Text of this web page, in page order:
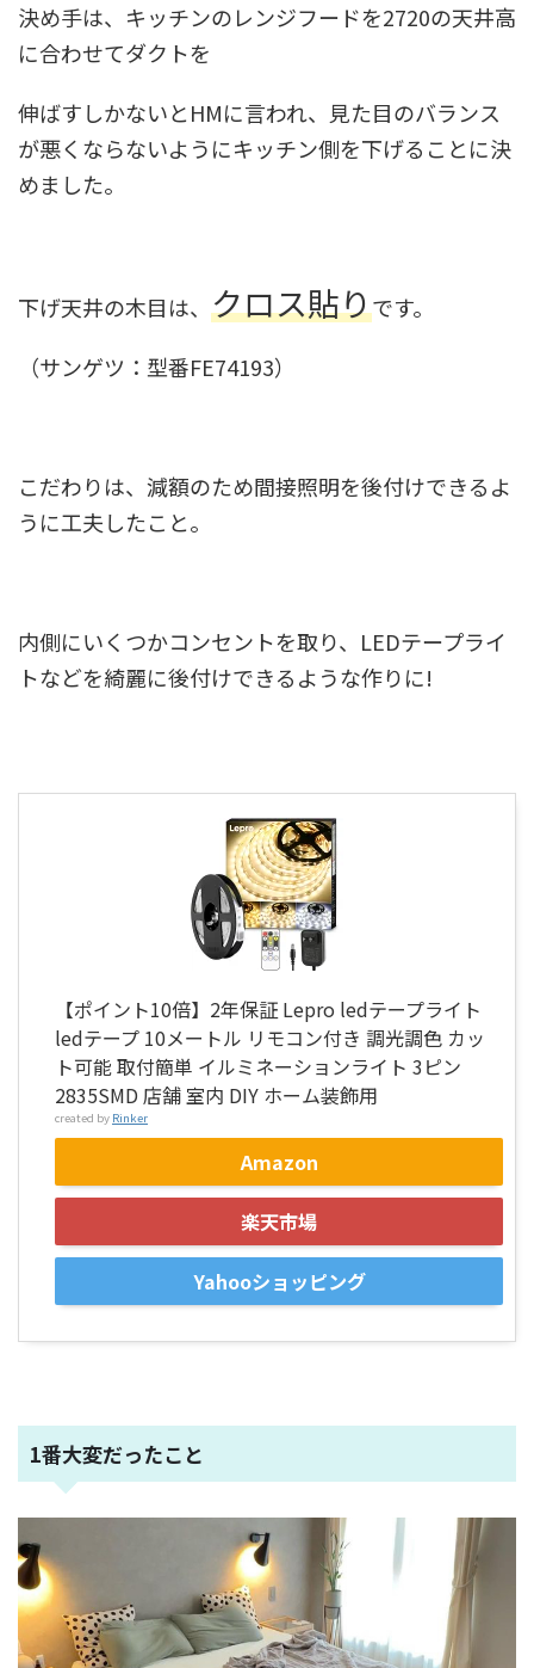
決め手は、キッチンのレンジフードを2720の天井高
に合わせてダクトを
伸ばすしかないとHMに言われ、見た目のバランス
が悪くならないようにキッチン側を下げることに決
めました。
下げ天井の木目は、 クロス貼りです。
（サンゲツ：型番FE74193）
こだわりは、減額のため間接照明を後付けできるよ
うに工夫したこと。
内側にいくつかコンセントを取り、LEDテープライ
トなどを綺麗に後付けできるような作りに!
【ポイント10倍】2年保証 Lepro ledテープライト
ledテープ 10メートル リモコン付き 調光調色 カッ
ト可能 取付簡単 イルミネーションライト 3ピン
2835SMD 店舗 室内 DIY ホーム装飾用
created by Rinker
Amazon
楽天市場
Yahooショッピング
1番大変だったこと